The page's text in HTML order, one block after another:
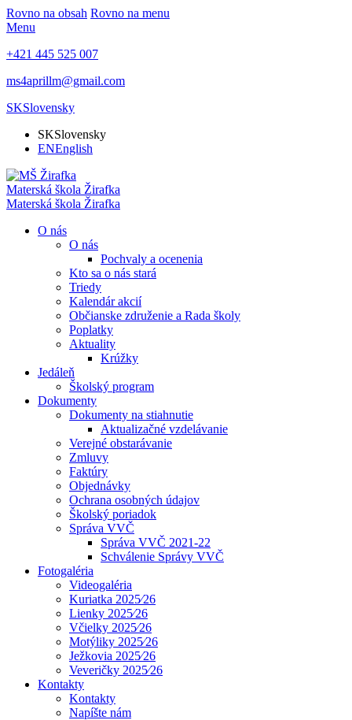
Rovno na obsah Rovno na menu
Menu
+421 445 525 007
ms4aprillm@gmail.com
SKSlovensky
SKSlovensky
ENEnglish
Materská škola Žirafka
Materská škola Žirafka
O nás
O nás
Pochvaly a ocenenia
Kto sa o nás stará
Triedy
Kalendár akcií
Občianske združenie a Rada školy
Poplatky
Aktuality
Krúžky
Jedáleň
Školský program
Dokumenty
Dokumenty na stiahnutie
Aktualizačné vzdelávanie
Verejné obstarávanie
Zmluvy
Faktúry
Objednávky
Ochrana osobných údajov
Školský poriadok
Správa VVČ
Správa VVČ 2021-22
Schválenie Správy VVČ
Fotogaléria
Videogaléria
Kuriatka 2025⁄26
Lienky 2025⁄26
Včielky 2025⁄26
Motýliky 2025⁄26
Ježkovia 2025⁄26
Veveričky 2025⁄26
Kontakty
Kontakty
Napíšte nám